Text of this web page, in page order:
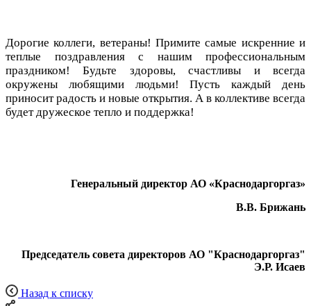
Дорогие коллеги, ветераны! Примите самые искренние и
теплые поздравления с нашим профессиональным
праздником! Будьте здоровы, счастливы и всегда
окружены любящими людьми! Пусть каждый день
приносит радость и новые открытия. А в коллективе всегда
будет дружеское тепло и поддержка!
Генеральный директор АО «Краснодаргоргаз»
В.В. Брижань
Председатель совета директоров АО "Краснодаргоргаз"
Э.Р. Исаев
Назад к списку